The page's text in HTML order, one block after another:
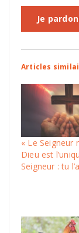
Je
Articles
« Le Seigneur
Dieu est
Seigneur : tu